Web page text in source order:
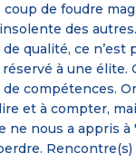
de foudre
des
qualité, ce n’est
à une élite.
compétences.
et à compter,
ne nous a appris à
Rencontre(s)